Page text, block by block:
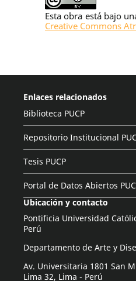
Esta obra está bajo
Creative Commons
Enlaces relacionados
Biblioteca PUCP
Repositorio Institucional
Tesis PUCP
Portal de Datos Abiertos
Ubicación y contacto
Pontificia Universidad
Perú
Departamento de Arte y
Av. Universitaria 1801 San
Lima 32, Lima - Perú